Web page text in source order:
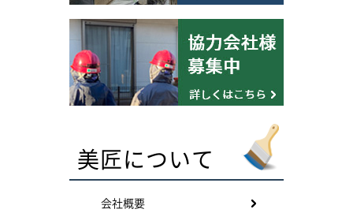
美匠について
会社概要